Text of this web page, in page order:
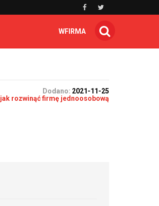
WFIRMA
Dodano: 2021-11-25
jak rozwinąć firmę jednoosobową